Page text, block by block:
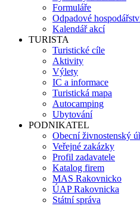
Formuláře
Odpadové
Kalendář akcí
TURISTA
Turistické cíle
Aktivity
Výlety
IC a informace
Turistická mapa
Autocamping
Ubytování
PODNIKATEL
Obecní živnostenský
Veřejné zakázky
Profil zadavatele
Katalog firem
MAS Rakovnicko
ÚAP Rakovnicka
Státní správa